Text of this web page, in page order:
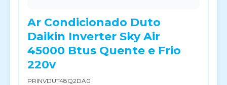
Ar Condicionado Duto
Daikin Inverter Sky Air
45000 Btus Quente e Frio
220v
PRINVDUT48Q2DA0